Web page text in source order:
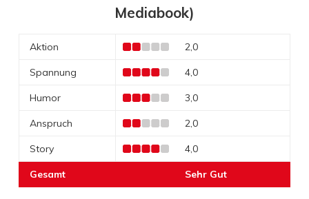
Mediabook)
Aktion 2,0
Spannung 4,0
Humor 3,0
Anspruch 2,0
Story 4,0
Gesamt Sehr Gut